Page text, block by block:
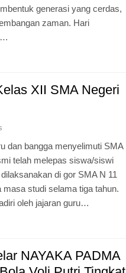
generasi yang cerdas,
zaman. Hari
XII SMA Negeri
dan bangga menyelimuti SMA
telah melepas siswa/siswi
di gor SMA N 11
studi selama tiga tahun.
oleh jajaran guru…
NAYAKA PADMA